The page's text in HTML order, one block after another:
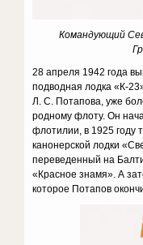
Командующий
28 апреля 1942 года
подводная лодка «К-
Л. С. Потапова, уже
родному флоту. Он
флотилии, в 1925 году
канонерской лодки
переведенный на
«Красное знамя». А
которое Потапов